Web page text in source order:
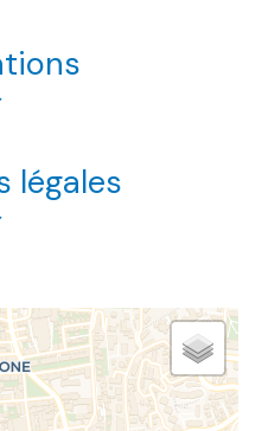
légales